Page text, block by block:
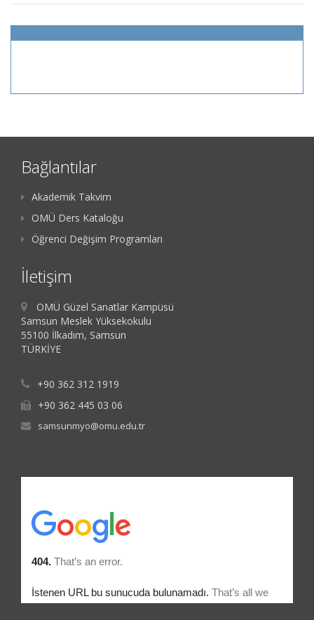
Bağlantılar
Akademik Takvim
OMÜ Ders Kataloğu
Öğrenci Değişim Programları
İletişim
OMÜ Güzel Sanatlar Kampüsü
Samsun Meslek Yüksekokulu
55100 İlkadım, Samsun
TÜRKİYE
+90 362 312 1919
+90 362 445 03 06
samsunmyo@omu.edu.tr